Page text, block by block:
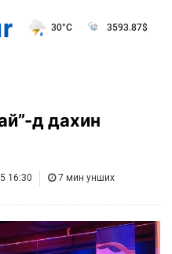
30°C 3593.87$
д дахин
16:30 7 мин унших